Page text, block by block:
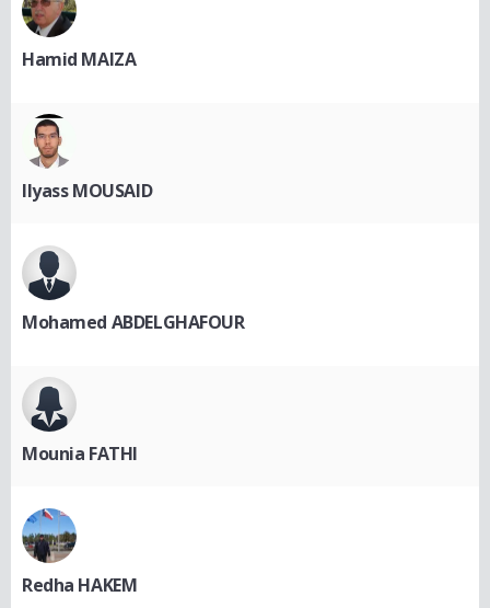
Hamid MAIZA
Ilyass MOUSAID
Mohamed ABDELGHAFOUR
Mounia FATHI
Redha HAKEM